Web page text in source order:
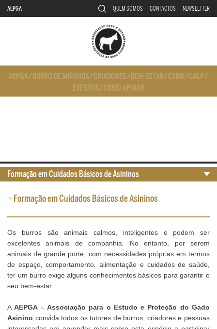
AEPGA QUEM SOMOS CONTACTOS NEWSLETTER
AEPGA/ BURRO DE MIRANDA/CRIADORES/ BEM-ESTAR/CVBM/CALP/
EVENTOS/COMO APOIAR
• Formação em Cuidados Básicos de Asininos
Os burros são animais calmos, inteligentes e podem ser
excelentes animais de companhia. No entanto, por serem
animais de grande porte, com necessidades próprias em termos
de espaço, comportamento, alimentação e cuidados de saúde,
ter um burro exige alguns conhecimentos básicos para garantir o
seu bem-estar.
AAEPGA – Associação para o Estudo e Proteção do Gado
Asinino convida todos os tutores de burros, criadores e pessoas
Formação em Cuidados Básicos de Asininos